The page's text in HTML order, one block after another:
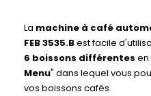
La machine à café
FEB 3535.Best facile
6 boissons différentes en
Menu" dans lequel vous
vos boissons cafés.